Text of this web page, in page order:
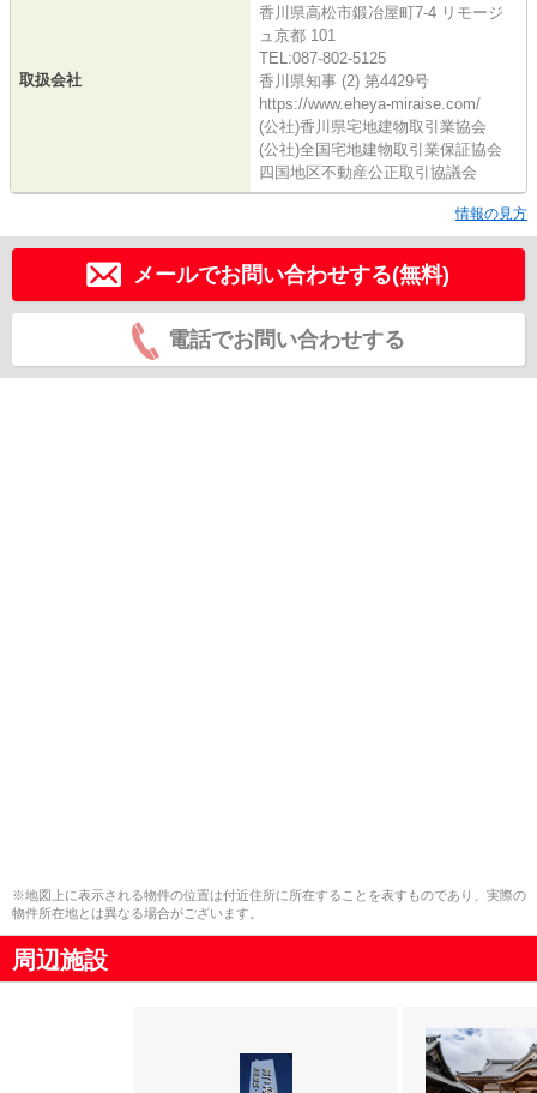
取扱会社
香川県高松市鍛冶屋町7-4 リモージ
ュ京都 101
TEL:087-802-5125
香川県知事 (2) 第4429号
https://www.eheya-miraise.com/
(公社)香川県宅地建物取引業協会
(公社)全国宅地建物取引業保証協会
四国地区不動産公正取引協議会
情報の見方
メールでお問い合わせする(無料)
電話でお問い合わせする
※地図上に表示される物件の位置は付近住所に所在することを表すものであり、実際の
物件所在地とは異なる場合がございます。
周辺施設